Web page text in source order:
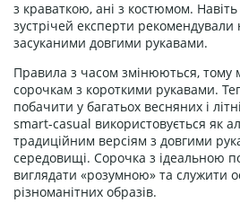
з краваткою, ані з костюмом.
зустрічей експерти рекомендували
засуканими довгими рукавами.
Правила з часом змінюються, тому
сорочкам з короткими рукавами.
побачити у багатьох весняних і
smart-casual використовується як
традиційним версіям з довгими
середовищі. Сорочка з ідеальною
виглядати «розумною» та служити
різноманітних образів.